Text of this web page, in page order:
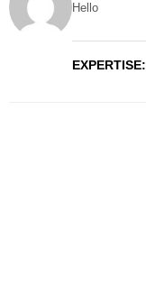
Hello
EXPERTISE: